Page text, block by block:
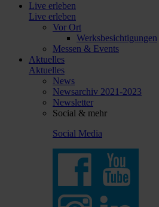
Live erleben
Live erleben
Vor Ort
Werksbesichtigungen
Messen & Events
Aktuelles
Aktuelles
News
Newsarchiv 2021-2023
Newsletter
Social & mehr
Social Media